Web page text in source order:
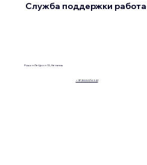
Ришон Ле-Цион 13, Нетания
+972555076342
Служба поддержки